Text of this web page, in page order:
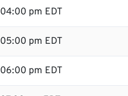
04:00 pm EDT
05:00 pm EDT
06:00 pm EDT